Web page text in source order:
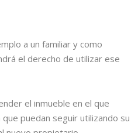
a un familiar y como
el derecho de utilizar ese
el inmueble en el que
puedan seguir utilizando su